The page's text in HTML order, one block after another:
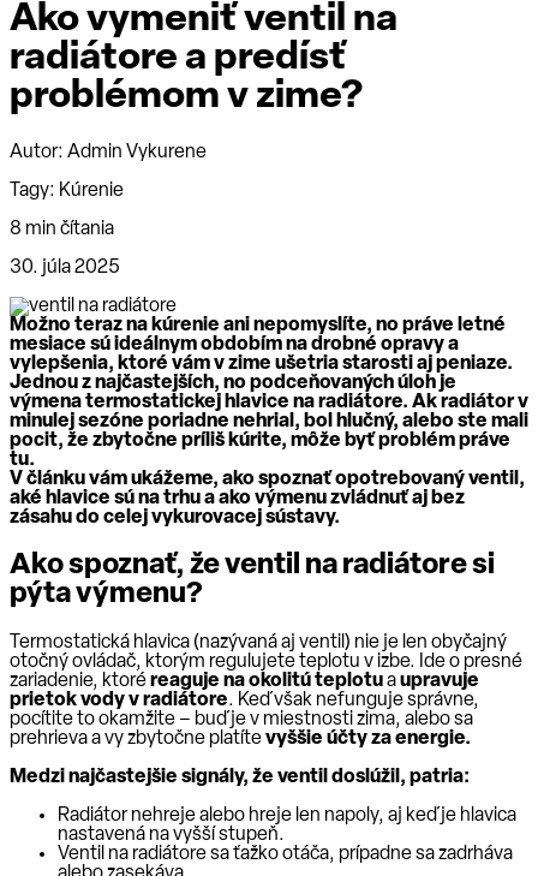
Ako vymeniť ventil na
radiátore a predísť
problémom v zime?
Autor: Admin Vykurene
Tagy: Kúrenie
8 min čítania
30. júla 2025
Možno teraz na kúrenie ani nepomyslíte, no práve letné
mesiace sú ideálnym obdobím na drobné opravy a
vylepšenia, ktoré vám v zime ušetria starosti aj peniaze.
Jednou z najčastejších, no podceňovaných úloh je
výmena termostatickej hlavice na radiátore. Ak radiátor v
minulej sezóne poriadne nehrial, bol hlučný, alebo ste mali
pocit, že zbytočne príliš kúrite, môže byť problém práve
tu.
V článku vám ukážeme, ako spoznať opotrebovaný ventil,
aké hlavice sú na trhu a ako výmenu zvládnuť aj bez
zásahu do celej vykurovacej sústavy.
Ako spoznať, že ventil na radiátore si
pýta výmenu?
Termostatická hlavica (nazývaná aj ventil) nie je len obyčajný
otočný ovládač, ktorým regulujete teplotu v izbe. Ide o presné
zariadenie, ktoréreaguje na okolitú teplotuaupravuje
prietok vody v radiátore. Keď však nefunguje správne,
pocítite to okamžite – buď je v miestnosti zima, alebo sa
prehrieva a vy zbytočne platítevyššie účty za energie.
Medzi najčastejšie signály, že ventil doslúžil, patria:
Radiátor nehreje alebo hreje len napoly, aj keď je hlavica
nastavená na vyšší stupeň.
Ventil na radiátore sa ťažko otáča, prípadne sa zadrháva